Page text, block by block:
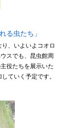
る虫たち」
、いよいよコオロ
スでも、昆虫館周
役たちを展示いた
ていく予定です。